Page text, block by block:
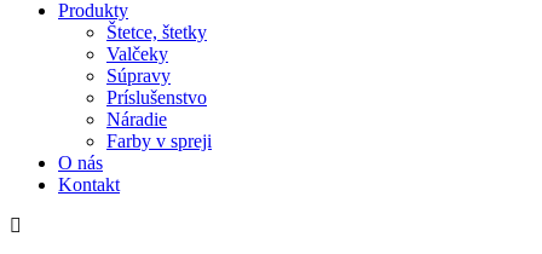
Produkty
Štetce, štetky
Valčeky
Súpravy
Príslušenstvo
Náradie
Farby v spreji
O nás
Kontakt